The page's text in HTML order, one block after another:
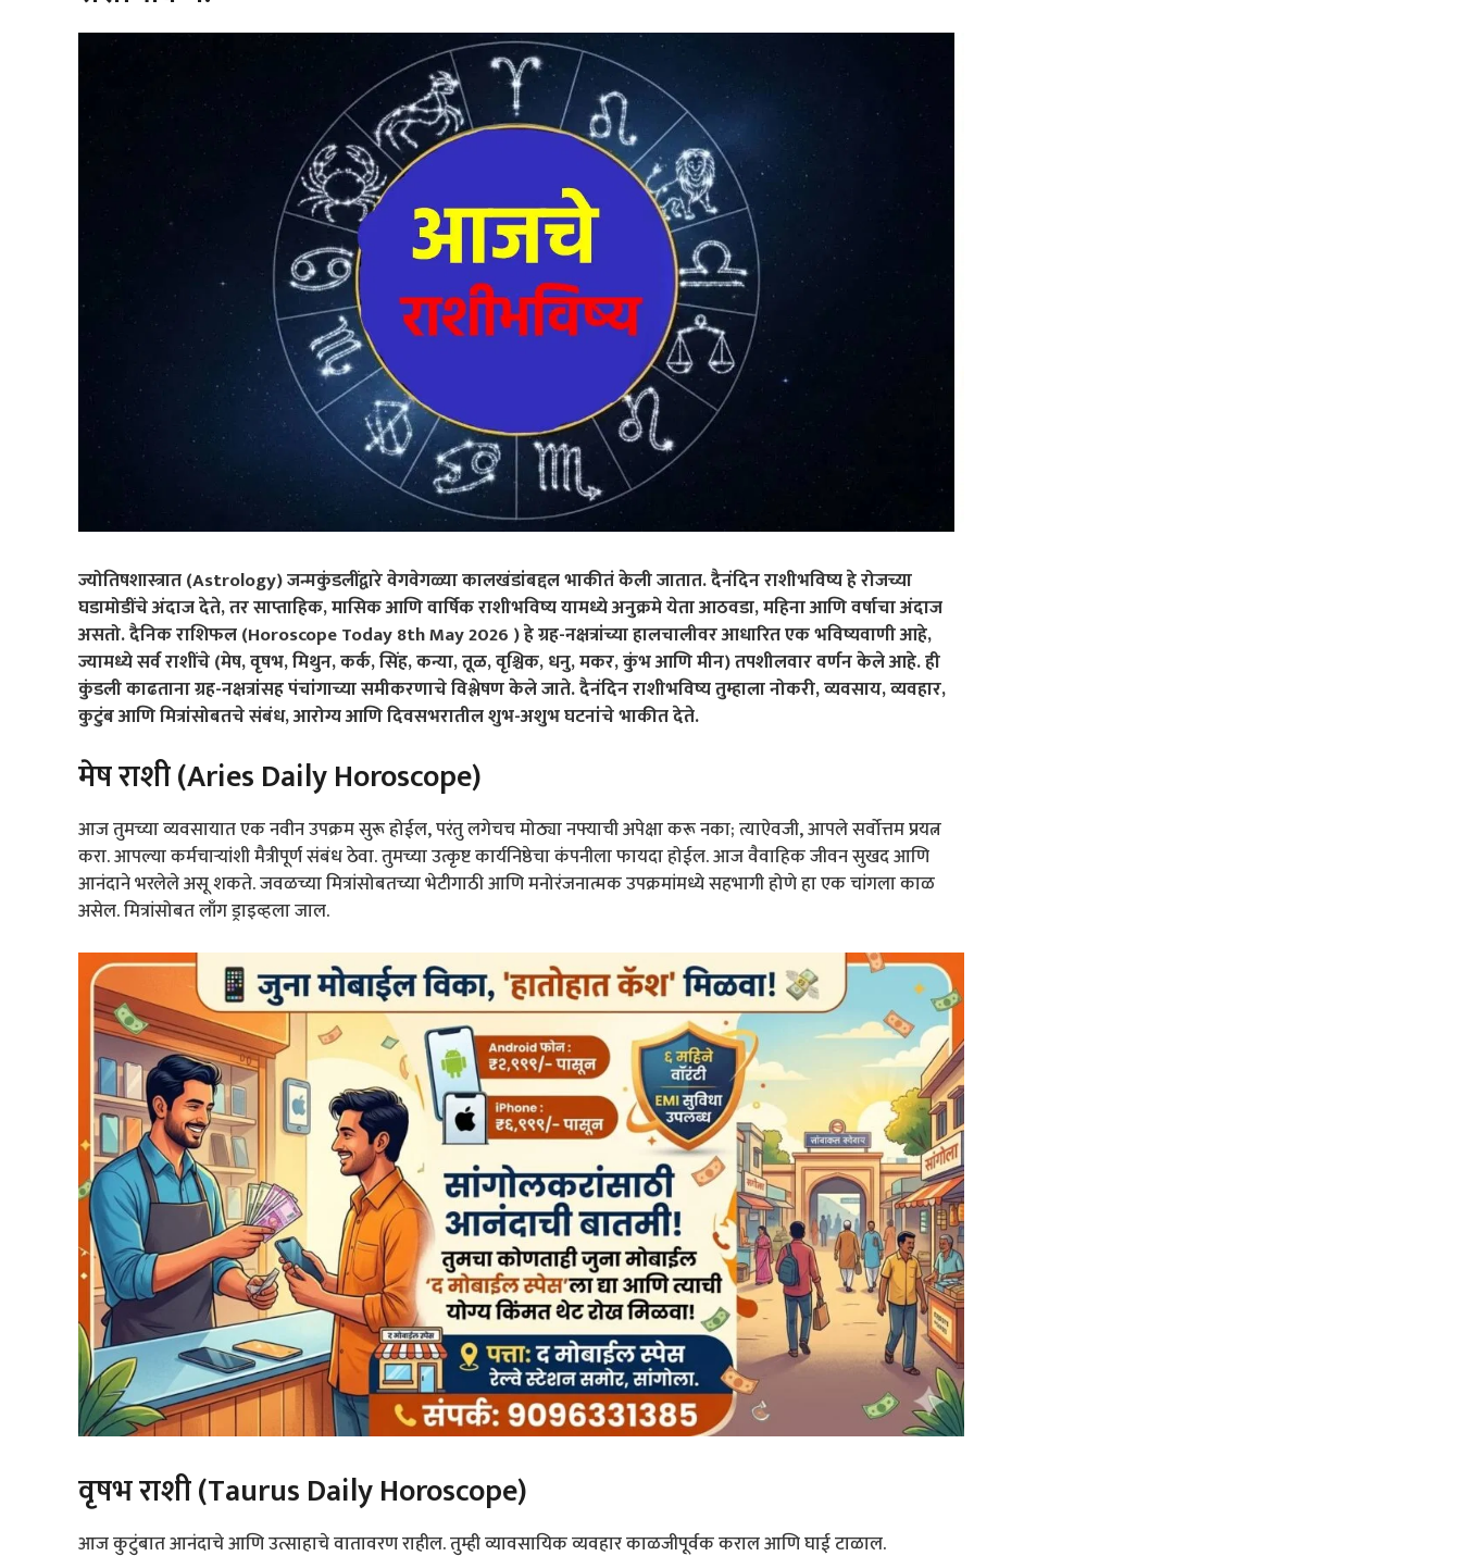
ज्योतिषशास्त्रात (Astrology) जन्मकुंडलींद्वारे वेगवेगळ्या कालखंडांबद्दल भाकीतं केली जातात. दैनंदिन राशीभविष्य हे रोजच्या
घडामोडींचे अंदाज देते, तर साप्ताहिक, मासिक आणि वार्षिक राशीभविष्य यामध्ये अनुक्रमे येता आठवडा, महिना आणि वर्षाचा अंदाज
असतो. दैनिक राशिफल (Horoscope Today 8th May 2026 ) हे ग्रह-नक्षत्रांच्या हालचालीवर आधारित एक भविष्यवाणी आहे,
ज्यामध्ये सर्व राशींचे (मेष, वृषभ, मिथुन, कर्क, सिंह, कन्या, तूळ, वृश्चिक, धनु, मकर, कुंभ आणि मीन) तपशीलवार वर्णन केले आहे. ही
कुंडली काढताना ग्रह-नक्षत्रांसह पंचांगाच्या समीकरणाचे विश्लेषण केले जाते. दैनंदिन राशीभविष्य तुम्हाला नोकरी, व्यवसाय, व्यवहार,
कुटुंब आणि मित्रांसोबतचे संबंध, आरोग्य आणि दिवसभरातील शुभ-अशुभ घटनांचे भाकीत देते.
मेष राशी (Aries Daily Horoscope)
आज तुमच्या व्यवसायात एक नवीन उपक्रम सुरू होईल, परंतु लगेचच मोठ्या नफ्याची अपेक्षा करू नका; त्याऐवजी, आपले सर्वोत्तम प्रयत्न
करा. आपल्या कर्मचाऱ्यांशी मैत्रीपूर्ण संबंध ठेवा. तुमच्या उत्कृष्ट कार्यनिष्ठेचा कंपनीला फायदा होईल. आज वैवाहिक जीवन सुखद आणि
आनंदाने भरलेले असू शकते. जवळच्या मित्रांसोबतच्या भेटीगाठी आणि मनोरंजनात्मक उपक्रमांमध्ये सहभागी होणे हा एक चांगला काळ
असेल. मित्रांसोबत लाँग ड्राइव्हला जाल.
वृषभ राशी (Taurus Daily Horoscope)
आज कुटुंबात आनंदाचे आणि उत्साहाचे वातावरण राहील. तुम्ही व्यावसायिक व्यवहार काळजीपूर्वक कराल आणि घाई टाळाल.